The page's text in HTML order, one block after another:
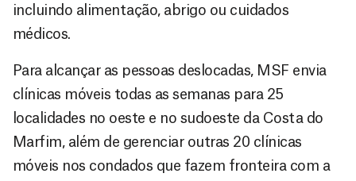
incluindo alimentação, abrigo ou cuidados
médicos.
Para alcançar as pessoas deslocadas, MSF envia
clínicas móveis todas as semanas para 25
localidades no oeste e no sudoeste da Costa do
Marfim, além de gerenciar outras 20 clínicas
móveis nos condados que fazem fronteira com a